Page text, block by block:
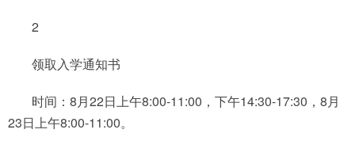
2
领取入学通知书
时间：8月22日上午8:00-11:00，下午14:30-17:30，8月
23日上午8:00-11:00。